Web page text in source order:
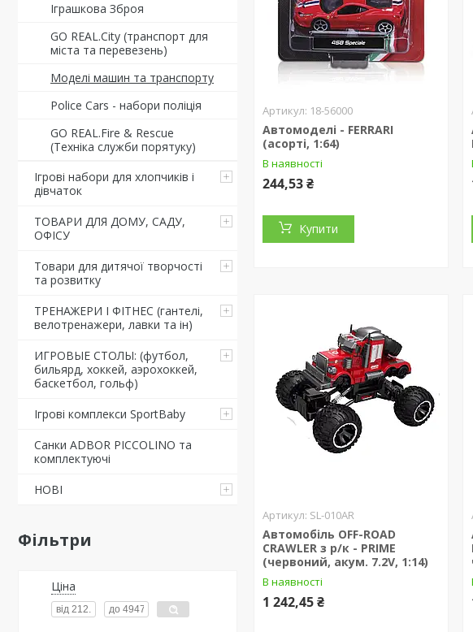
Іграшкова Зброя
GO REAL.City (транспорт для
міста та перевезень)
Моделі машин та транспорту
Police Cars - набори поліція
GO REAL.Fire & Rescue
(Техніка служби порятуку)
Ігрові набори для хлопчиків і
дівчаток
ТОВАРИ ДЛЯ ДОМУ, САДУ,
ОФІСУ
Товари для дитячої творчості
та розвитку
ТРЕНАЖЕРИ І ФІТНЕС (гантелі,
велотренажери, лавки та ін)
ИГРОВЫЕ СТОЛЫ: (футбол,
бильярд, хоккей, аэрохоккей,
баскетбол, гольф)
Ігрові комплекси SportBaby
Санки ADBOR PICCOLINO та
комплектуючі
НОВІ
Фільтри
Ціна
18-56000
Автомоделі - FERRARI
(асорті, 1:64)
В наявності
244,53 ₴
Купити
SL-010AR
Автомобіль OFF-ROAD
CRAWLER з р/к - PRIME
(червоний, акум. 7.2V, 1:14)
В наявності
1 242,45 ₴